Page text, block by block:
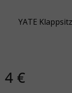
YATE
4 €